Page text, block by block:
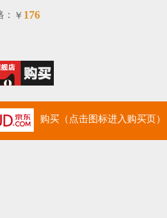
￥ 176
购买（点击图标进入购买页）